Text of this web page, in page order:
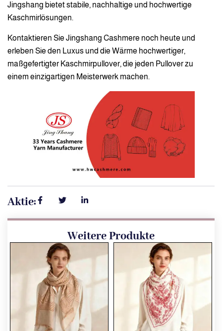
Jingshang bietet stabile, nachhaltige und hochwertige
Kaschmirlösungen.
Kontaktieren Sie Jingshang Cashmere noch heute und
erleben Sie den Luxus und die Wärme hochwertiger,
maßgefertigter Kaschmirpullover, die jeden Pullover zu
einem einzigartigen Meisterwerk machen.
Aktie:
Weitere Produkte